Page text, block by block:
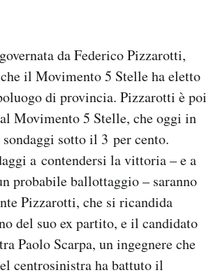
da Federico Pizzarotti,
il Movimento 5 Stelle ha eletto
di provincia. Pizzarotti è poi
Movimento 5 Stelle, che oggi in
sotto il 3 per cento.
a contendersi la vittoria – e a
probabile ballottaggio – saranno
Pizzarotti, che si ricandida
del suo ex partito, e il candidato
Paolo Scarpa, un ingegnere che
centrosinistra ha battuto il